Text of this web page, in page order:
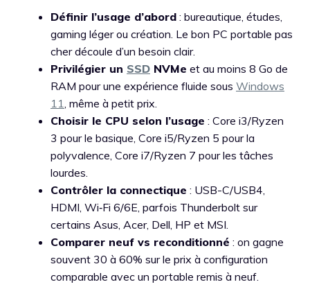
Définir l’usage d’abord : bureautique, études,
gaming léger ou création. Le bon PC portable pas
cher découle d’un besoin clair.
Privilégier un SSD NVMe et au moins 8 Go de
RAM pour une expérience fluide sous Windows
11, même à petit prix.
Choisir le CPU selon l’usage : Core i3/Ryzen
3 pour le basique, Core i5/Ryzen 5 pour la
polyvalence, Core i7/Ryzen 7 pour les tâches
lourdes.
Contrôler la connectique : USB-C/USB4,
HDMI, Wi‑Fi 6/6E, parfois Thunderbolt sur
certains Asus, Acer, Dell, HP et MSI.
Comparer neuf vs reconditionné : on gagne
souvent 30 à 60% sur le prix à configuration
comparable avec un portable remis à neuf.